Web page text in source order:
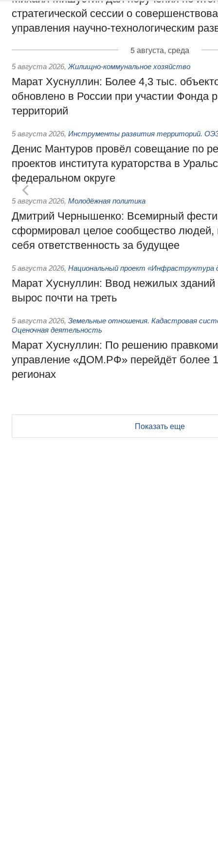
стратегической сессии о
управления научно-технологическим
5 августа, среда
5 августа 2026, Жилищно-коммунальное хозяйство
Марат Хуснуллин: Более 4,3 тыс.
обновлено в России при участии Фонда
территорий
5 августа 2026, Инструменты развития территорий.
Денис Мантуров провёл совещание по
проектов института кураторства в
федеральном округе
5 августа 2026, Молодёжная политика
Дмитрий Чернышенко: Всемирный
сформировал целое сообщество людей,
себя ответственность за будущее
5 августа 2026, Национальный проект «Инфраструктура
Марат Хуснуллин: Ввод нежилых зданий
вырос почти на треть
5 августа 2026, Земельные отношения. Кадастровая
Оценочная деятельность
Марат Хуснуллин: По решению
управление «ДОМ.РФ» перейдёт более
регионах
Показать еще